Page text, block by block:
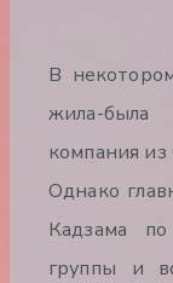
В
жила-
компания
Однако
Кадзама
группы и